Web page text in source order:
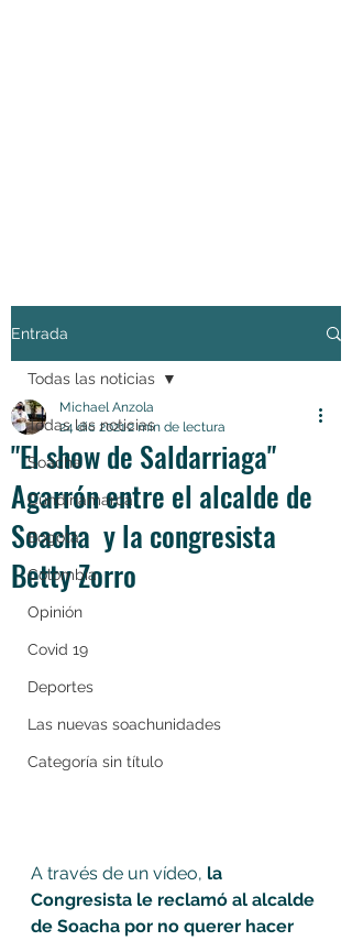
Entrada
Todas las noticias
Soacha
Cundinamarca
Bogotá
Colombia
Opinión
Covid 19
Deportes
Las nuevas soachunidades
Categoría sin título
Todas las noticias
"El show de Saldarriaga"
Agarrón entre el alcalde de
Soacha y la congresista
Betty Zorro
Michael Anzola
24 dic 20212 min de lectura
A través de un vídeo, la
Congresista le reclamó al alcalde
de Soacha por no querer hacer